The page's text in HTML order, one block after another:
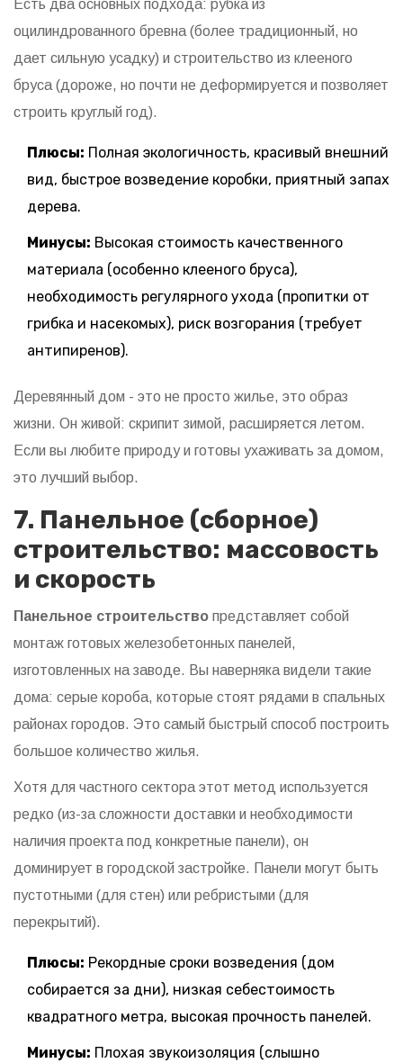
Есть два основных подхода: рубка из
оцилиндрованного бревна (более традиционный, но
дает сильную усадку) и строительство из клееного
бруса (дороже, но почти не деформируется и позволяет
строить круглый год).
Плюсы: Полная экологичность, красивый внешний
вид, быстрое возведение коробки, приятный запах
дерева.
Минусы: Высокая стоимость качественного
материала (особенно клееного бруса),
необходимость регулярного ухода (пропитки от
грибка и насекомых), риск возгорания (требует
антипиренов).
Деревянный дом - это не просто жилье, это образ
жизни. Он живой: скрипит зимой, расширяется летом.
Если вы любите природу и готовы ухаживать за домом,
это лучший выбор.
7. Панельное (сборное)
строительство: массовость
и скорость
Панельное строительство представляет собой
монтаж готовых железобетонных панелей,
изготовленных на заводе. Вы наверняка видели такие
дома: серые короба, которые стоят рядами в спальных
районах городов. Это самый быстрый способ построить
большое количество жилья.
Хотя для частного сектора этот метод используется
редко (из-за сложности доставки и необходимости
наличия проекта под конкретные панели), он
доминирует в городской застройке. Панели могут быть
пустотными (для стен) или ребристыми (для
перекрытий).
Плюсы: Рекордные сроки возведения (дом
собирается за дни), низкая себестоимость
квадратного метра, высокая прочность панелей.
Минусы: Плохая звукоизоляция (слышно